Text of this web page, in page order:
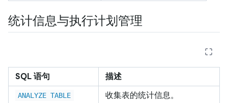
统计信息与执行计划管理
SQL 语句 描述
ANALYZE TABLE 收集表的统计信息。